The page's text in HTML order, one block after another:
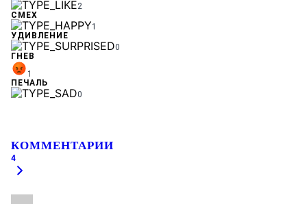
2
СМЕХ
1
УДИВЛЕНИЕ
0
ГНЕВ
1
ПЕЧАЛЬ
0
КОММЕНТАРИИ
4